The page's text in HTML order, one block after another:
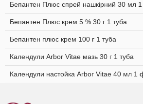
Бепантен Плюс спрей нашкірний 30 мл
Бепантен Плюс крем 5 % 30 г 1 туба
Бепантен плюс крем 100 г 1 туба
Календули Arbor Vitae мазь 30 г 1 туба
Календули настойка Arbor Vitae 40 мл 1